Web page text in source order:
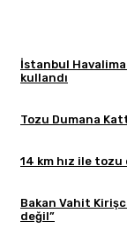
İstanbul
kullandı
Tozu Dumana
14 km hız ile tozu
Bakan Vahit
değil”